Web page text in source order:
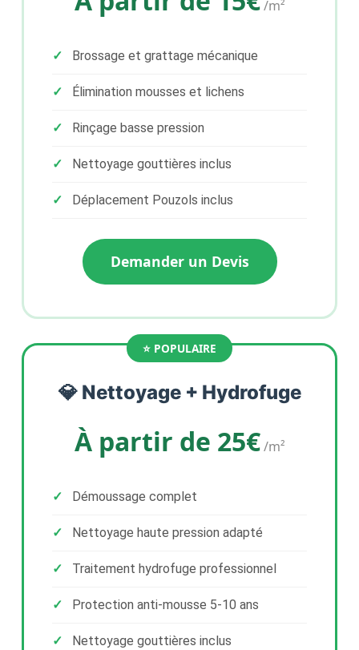
/m²
Brossage et grattage mécanique
Élimination mousses et lichens
Rinçage basse pression
Nettoyage gouttières inclus
Déplacement Pouzols inclus
Demander un Devis
💎 Nettoyage + Hydrofuge
À partir de 25€/m²
Démoussage complet
Nettoyage haute pression adapté
Traitement hydrofuge professionnel
Protection anti-mousse 5-10 ans
Nettoyage gouttières inclus